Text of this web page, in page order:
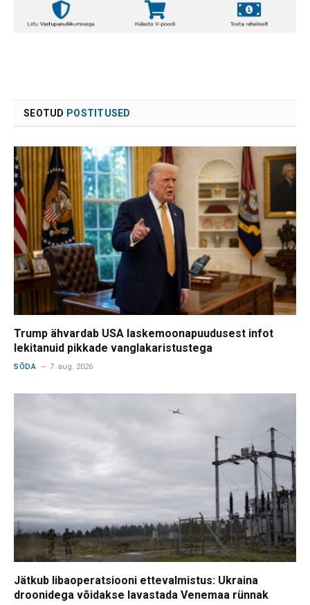
SEOTUD POSTITUSED
Trump ähvardab USA laskemoonapuudusest infot
lekitanuid pikkade vanglakaristustega
SÕDA 7. aug. 2026
Jätkub libaoperatsiooni ettevalmistus: Ukraina
droonidega võidakse lavastada Venemaa rünnak